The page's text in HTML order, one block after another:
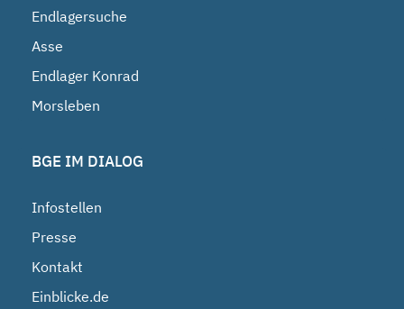
Endlagersuche
Asse
Endlager Konrad
Morsleben
BGE IM DIALOG
Infostellen
Presse
Kontakt
Einblicke.de